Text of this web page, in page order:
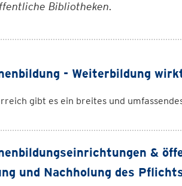
Bibliotheken.
- Weiterbildung
gibt es ein breites und
&
und Nachholung des